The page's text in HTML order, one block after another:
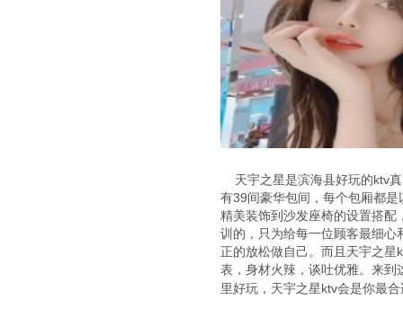
天宇之星是滨海县好玩的ktv真
有39间豪华包间，每个包厢都
精美装饰到沙发座椅的设置搭
训的，只为给每一位顾客最细
正的放松做自己。而且天宇之
表，身材火辣，谈吐优雅。来
里好玩，天宇之星ktv会是你最